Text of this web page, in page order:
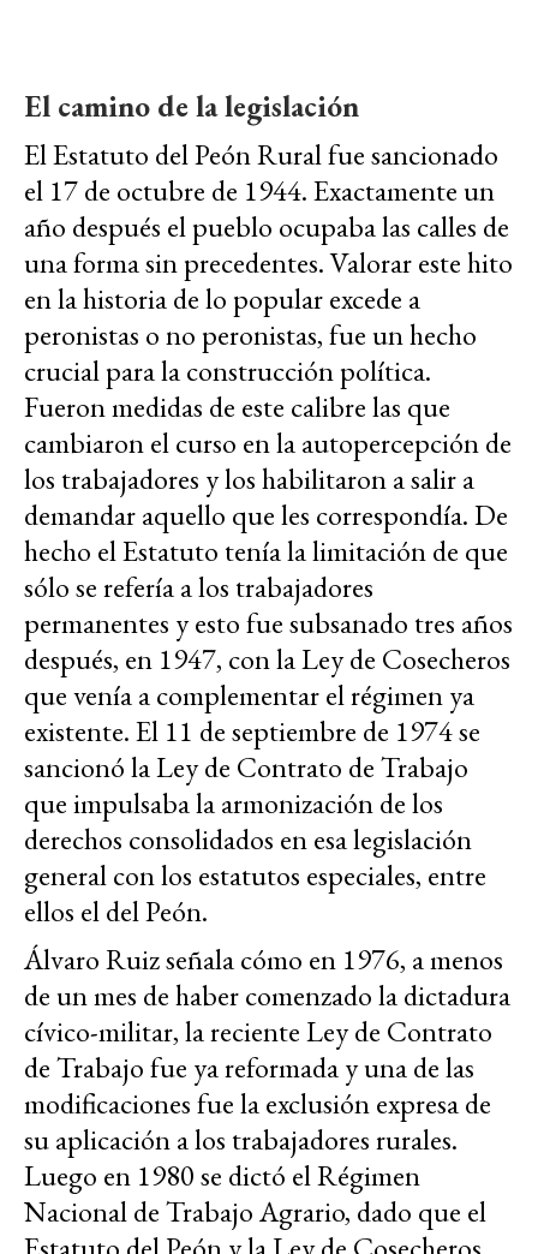
El camino de la legislación
El Estatuto del Peón Rural fue sancionado
el 17 de octubre de 1944. Exactamente un
año después el pueblo ocupaba las calles de
una forma sin precedentes. Valorar este hito
en la historia de lo popular excede a
peronistas o no peronistas, fue un hecho
crucial para la construcción política.
Fueron medidas de este calibre las que
cambiaron el curso en la autopercepción de
los trabajadores y los habilitaron a salir a
demandar aquello que les correspondía. De
hecho el Estatuto tenía la limitación de que
sólo se refería a los trabajadores
permanentes y esto fue subsanado tres años
después, en 1947, con la Ley de Cosecheros
que venía a complementar el régimen ya
existente. El 11 de septiembre de 1974 se
sancionó la Ley de Contrato de Trabajo
que impulsaba la armonización de los
derechos consolidados en esa legislación
general con los estatutos especiales, entre
ellos el del Peón.
Álvaro Ruiz señala cómo en 1976, a menos
de un mes de haber comenzado la dictadura
cívico-militar, la reciente Ley de Contrato
de Trabajo fue ya reformada y una de las
modificaciones fue la exclusión expresa de
su aplicación a los trabajadores rurales.
Luego en 1980 se dictó el Régimen
Nacional de Trabajo Agrario, dado que el